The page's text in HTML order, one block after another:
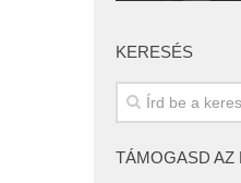
KERESÉS
TÁMOGASD AZ